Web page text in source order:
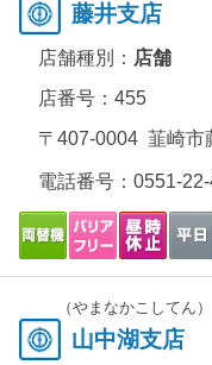
藤井支店
店舗種別： 店舗
店番号：455
〒407-0004 韮崎市
電話番号： 0551-
（やまなかこしてん）
山中湖支店